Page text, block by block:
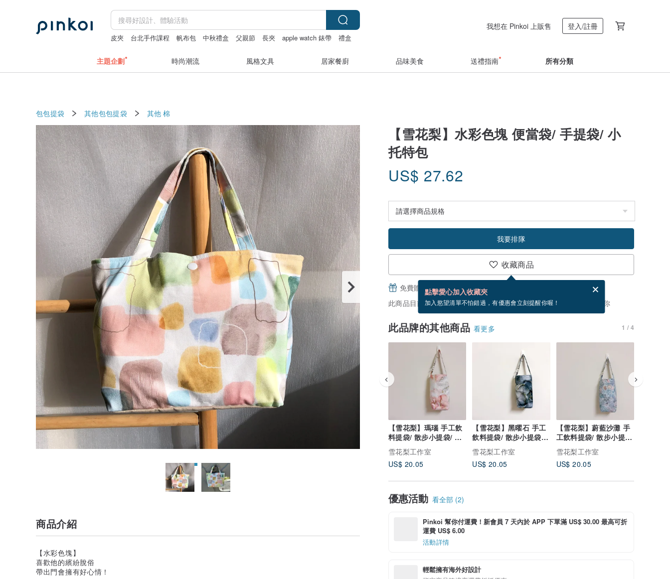
皮夾 台北手作課程 帆布包 中秋禮盒 父親節 長夾 apple watch 錶帶 禮盒
我想在 Pinkoi 上販售 登入/註冊
主題企劃 時尚潮流 風格文具 居家餐廚 品味美食 送禮指南 所有分類
包包提袋 其他包包提袋 其他 棉
【雪花梨】水彩色塊 便當袋/ 手提袋/ 小
托特包
US$ 27.62
我要排隊
收藏商品
點擊愛心加入收藏夾
加入慾望清單不怕錯過，有優惠會立刻提醒你喔！
免費贈送電子賀卡，結帳完成後填寫
此商品目前沒現貨，你可以按「我要排隊」，當有貨會主動發信通知你
此品牌的其他商品 看更多 1 / 4
【雪花梨】瑪瑙 手工飲
料提袋/ 散步小提袋/ 環
保杯袋
雪花梨工作室
US$ 20.05
【雪花梨】黑曜石 手工
飲料提袋/ 散步小提袋/
環保杯袋
雪花梨工作室
US$ 20.05
【雪花梨】蔚藍沙灘 手
工飲料提袋/ 散步小提
袋/ 環保杯袋
雪花梨工作室
US$ 20.05
優惠活動 看全部 (2)
Pinkoi 幫你付運費！新會員 7 天內於 APP 下單滿 US$ 30.00 最高可折
運費 US$ 6.00
活動詳情
輕鬆擁有海外好設計
商品介紹
【水彩色塊】
喜歡他的繽紛脫俗
帶出門會擁有好心情！